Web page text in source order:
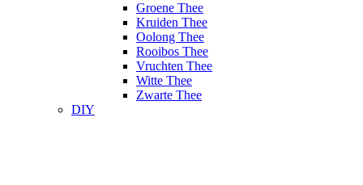
Groene Thee
Kruiden Thee
Oolong Thee
Rooibos Thee
Vruchten Thee
Witte Thee
Zwarte Thee
DIY